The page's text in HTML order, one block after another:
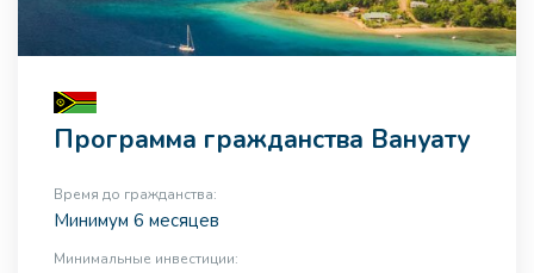
Программа гражданства Вануату
Время до гражданства:
Минимум 6 месяцев
Минимальные инвестиции: